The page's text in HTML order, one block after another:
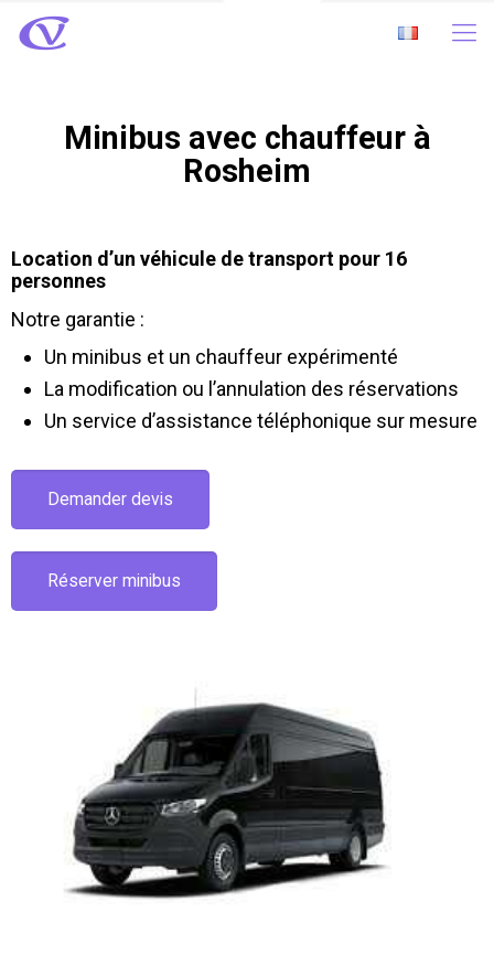
Minibus avec chauffeur à
Rosheim
Location d’un véhicule de transport pour 16
personnes
Notre garantie :
Un minibus et un chauffeur expérimenté
La modification ou l’annulation des réservations
Un service d’assistance téléphonique sur mesure
Demander devis
Réserver minibus